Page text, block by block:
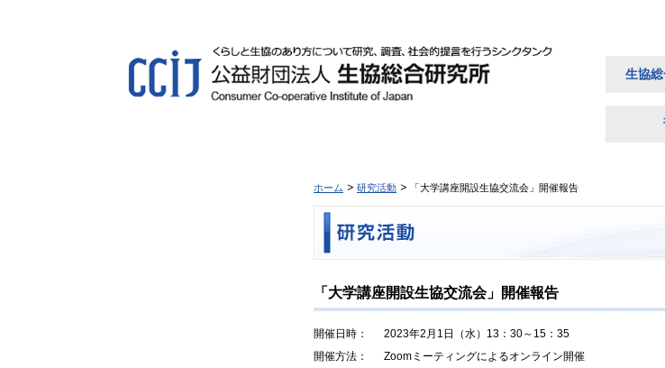
生協
ホーム 研究活動 「大学講座開設生協交流会」開催報告
「大学講座開設生協交流会」開催報告
開催日時：
2023年2月1日（水）13：30～15：35
開催方法：
Zoomミーティングによるオンライン開催